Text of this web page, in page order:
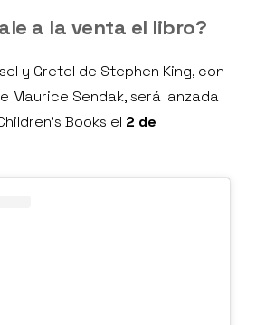
a la venta el libro?
y Gretel de Stephen King, con
Maurice Sendak, será lanzada
Books el 2 de